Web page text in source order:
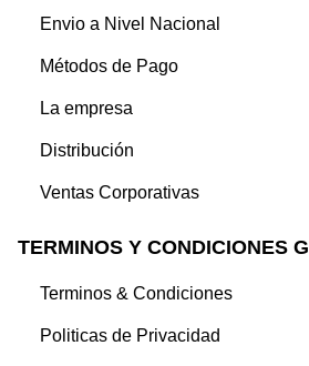
Envio a Nivel Nacional
Métodos de Pago
La empresa
Distribución
Ventas Corporativas
TERMINOS Y CONDICIONES
Terminos & Condiciones
Politicas de Privacidad